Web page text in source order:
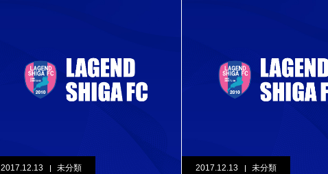
2017.12.13 未分類 2017.12.13 未分類